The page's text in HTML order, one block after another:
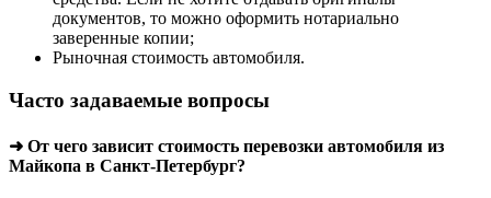
документов, то можно оформить нотариально
заверенные копии;
Рыночная стоимость автомобиля.
Часто задаваемые вопросы
➜ От чего зависит стоимость перевозки автомобиля из
Майкопа в Санкт-Петербург?